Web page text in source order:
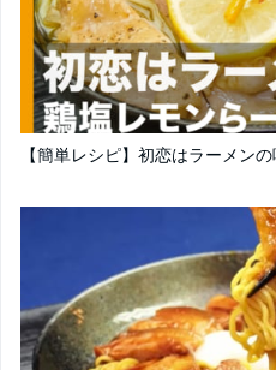
【簡単レシピ】初恋はラーメン